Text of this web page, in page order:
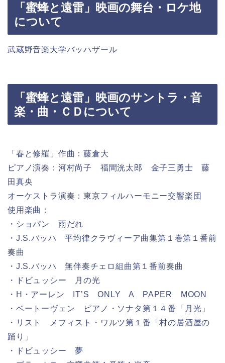
「蜜蜂と遠雷」映画の舞台・ロケ地
について
武蔵野音楽大学バッハザール
「蜜蜂と遠雷」映画のサントラ・音
楽・曲・ＣＤについて
「春と修羅」作曲：藤倉大
ピアノ演奏：河村尚子 福間洸太郎 金子三勇士 藤
田真央
オーケストラ演奏：東京フィルハーモニー交響楽団
使用楽曲：
・ショパン 雨だれ
・J.S.バッハ 平均律クラヴィーア曲集第１巻第１番前
奏曲
・J.S.バッハ 無伴奏チェロ組曲第１番前奏曲
・ドビュッシー 月の光
・H・アーレン IT’S ONLY A PAPER MOON
・ベートーヴェン ピアノ・ソナタ第１４番「月光」
・リスト メフィスト・ワルツ第１番「村の居酒屋の
踊り」
・ドビュッシー 夢